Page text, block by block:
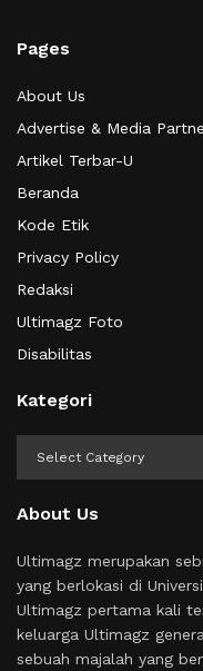
Pages
About Us
Advertise & Media
Artikel Terbar-U
Beranda
Kode Etik
Privacy Policy
Redaksi
Ultimagz Foto
Disabilitas
Kategori
About Us
Ultimagz merupakan
yang berlokasi di
Ultimagz pertama kali
keluarga Ultimagz
sebuah majalah yang